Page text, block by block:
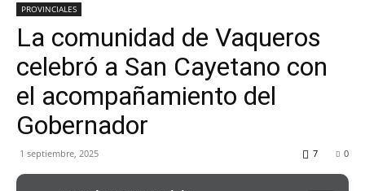
PROVINCIALES
La comunidad de Vaqueros
celebró a San Cayetano con
el acompañamiento del
Gobernador
1 septiembre, 2025 0
7